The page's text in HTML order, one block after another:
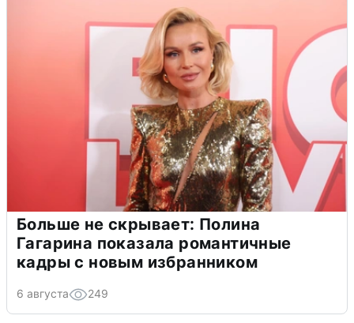
Больше не скрывает: Полина
Гагарина показала романтичные
кадры с новым избранником
6 августа 249